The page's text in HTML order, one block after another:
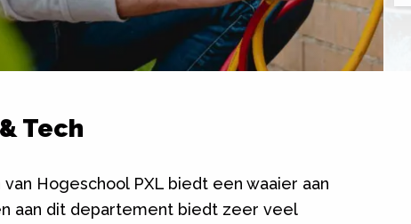
Tech
Hogeschool PXL biedt een waaier aan
aan dit departement biedt zeer veel